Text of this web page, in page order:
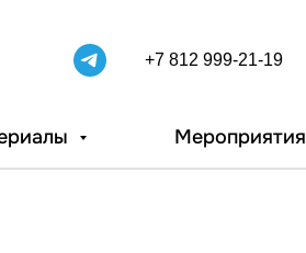
+7 812 999-21-19
Мероприятия